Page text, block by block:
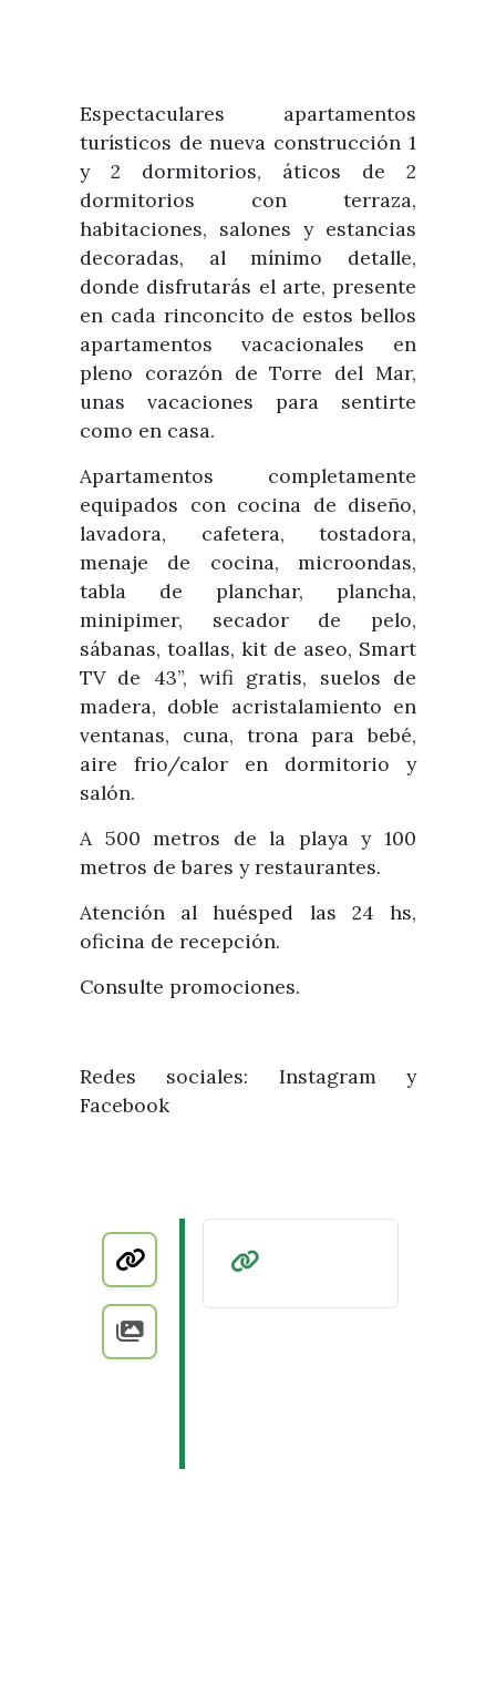
Espectaculares apartamentos
turísticos de nueva construcción 1
y 2 dormitorios, áticos de 2
dormitorios con terraza,
habitaciones, salones y estancias
decoradas, al mínimo detalle,
donde disfrutarás el arte, presente
en cada rinconcito de estos bellos
apartamentos vacacionales en
pleno corazón de Torre del Mar,
unas vacaciones para sentirte
como en casa.
Apartamentos completamente
equipados con cocina de diseño,
lavadora, cafetera, tostadora,
menaje de cocina, microondas,
tabla de planchar, plancha,
minipimer, secador de pelo,
sábanas, toallas, kit de aseo, Smart
TV de 43”, wifi gratis, suelos de
madera, doble acristalamiento en
ventanas, cuna, trona para bebé,
aire frio/calor en dormitorio y
salón.
A 500 metros de la playa y 100
metros de bares y restaurantes.
Atención al huésped las 24 hs,
oficina de recepción.
Consulte promociones.
Redes sociales: Instagram y
Facebook